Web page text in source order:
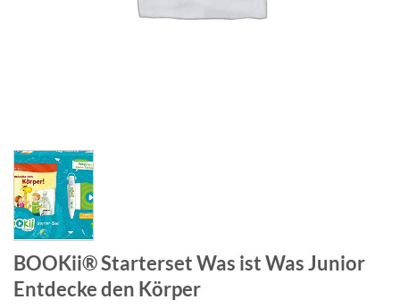
BOOKii® Starterset Was ist Was Junior
Entdecke den Körper